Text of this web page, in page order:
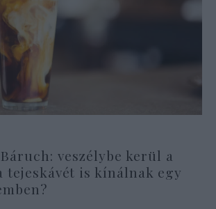
veszélybe kerül a
tejeskávét is kínálnak egy